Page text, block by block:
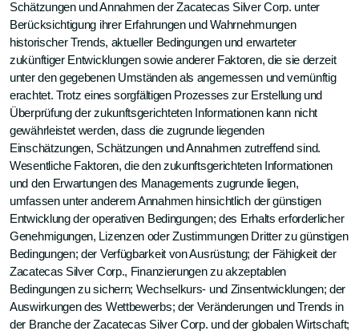
Schätzungen und Annahmen der Zacatecas Silver Corp. unter
Berücksichtigung ihrer Erfahrungen und Wahrnehmungen
historischer Trends, aktueller Bedingungen und erwarteter
zukünftiger Entwicklungen sowie anderer Faktoren, die sie derzeit
unter den gegebenen Umständen als angemessen und vernünftig
erachtet. Trotz eines sorgfältigen Prozesses zur Erstellung und
Überprüfung der zukunftsgerichteten Informationen kann nicht
gewährleistet werden, dass die zugrunde liegenden
Einschätzungen, Schätzungen und Annahmen zutreffend sind.
Wesentliche Faktoren, die den zukunftsgerichteten Informationen
und den Erwartungen des Managements zugrunde liegen,
umfassen unter anderem Annahmen hinsichtlich der günstigen
Entwicklung der operativen Bedingungen; des Erhalts erforderlicher
Genehmigungen, Lizenzen oder Zustimmungen Dritter zu günstigen
Bedingungen; der Verfügbarkeit von Ausrüstung; der Fähigkeit der
Zacatecas Silver Corp., Finanzierungen zu akzeptablen
Bedingungen zu sichern; Wechselkurs- und Zinsentwicklungen; der
Auswirkungen des Wettbewerbs; der Veränderungen und Trends in
der Branche der Zacatecas Silver Corp. und der globalen Wirtschaft;